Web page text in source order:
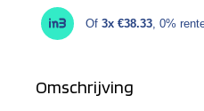
Of 3x €38.33 , 0%
Omschrijving